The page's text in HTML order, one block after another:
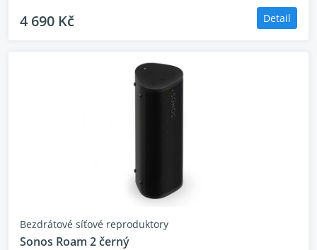
4 690 Kč Detail
Bezdrátové síťové reproduktory
Sonos Roam 2 černý